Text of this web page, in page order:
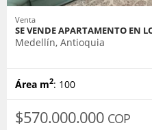
Venta
SE VENDE APARTAMENTO EN
Medellín, Antioquia
Área m2: 100
$570.000.000 COP